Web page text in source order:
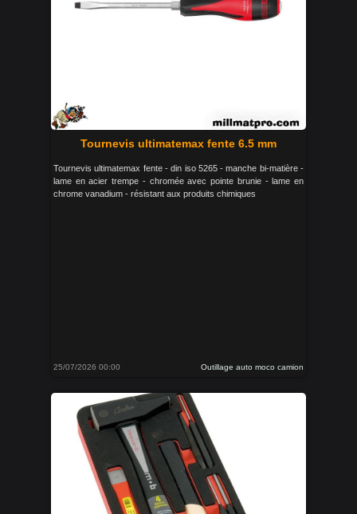
Tournevis ultimatemax fente 6.5 mm
Tournevis ultimatemax fente - din iso 5265 - manche bi-matière -
lame en acier trempe - chromée avec pointe brunie - lame en
chrome vanadium - résistant aux produits chimiques
25/07/2026 00:00 Outillage auto moco camion